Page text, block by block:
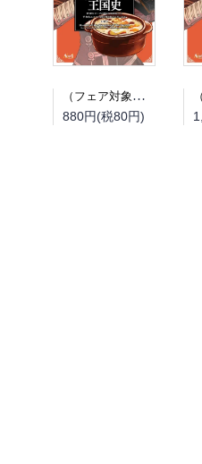
（フェア対象商品）【予約】【特典付き】オルクセン王国史~野蛮なオークの国は、如何にして平和なエルフの国を焼き払うに至ったか~ 7（08/25頃発送予定）
880円(税80円)